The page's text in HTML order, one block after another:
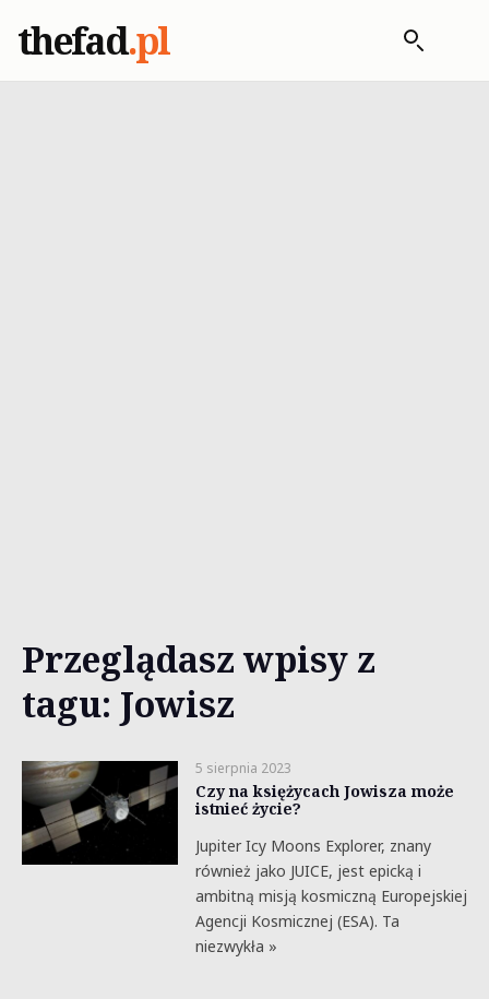
thefad.pl
Przeglądasz wpisy z
tagu: Jowisz
5 sierpnia 2023
Czy na księżycach Jowisza może
istnieć życie?
Jupiter Icy Moons Explorer, znany
również jako JUICE, jest epicką i
ambitną misją kosmiczną Europejskiej
Agencji Kosmicznej (ESA). Ta
niezwykła »